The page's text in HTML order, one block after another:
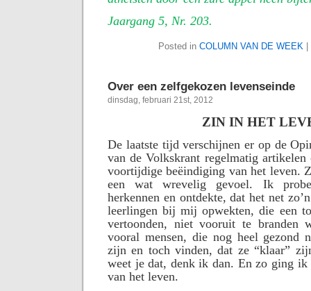
Jaargang 5, Nr. 203.
Posted in COLUMN VAN DE WEEK |
Over een zelfgekozen levenseinde
dinsdag, februari 21st, 2012
ZIN IN HET
De laatste tijd verschijnen er op de
van de Volkskrant regelmatig
voortijdige beëindiging van het leven.
een wat wrevelig gevoel. Ik
herkennen en ontdekte, dat het net
leerlingen bij mij opwekten, die een
vertoonden, niet vooruit te branden
vooral mensen, die nog heel gezond
zijn en toch vinden, dat ze “klaar”
weet je dat, denk ik dan. En zo ging ik
van het leven.